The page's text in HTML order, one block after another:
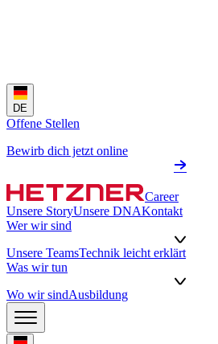
DE
Offene Stellen
Bewirb dich jetzt online
Career
Unsere StoryUnsere DNAKontakt
Wer wir sind
Unsere TeamsTechnik leicht erklärt
Was wir tun
Wo wir sindAusbildung